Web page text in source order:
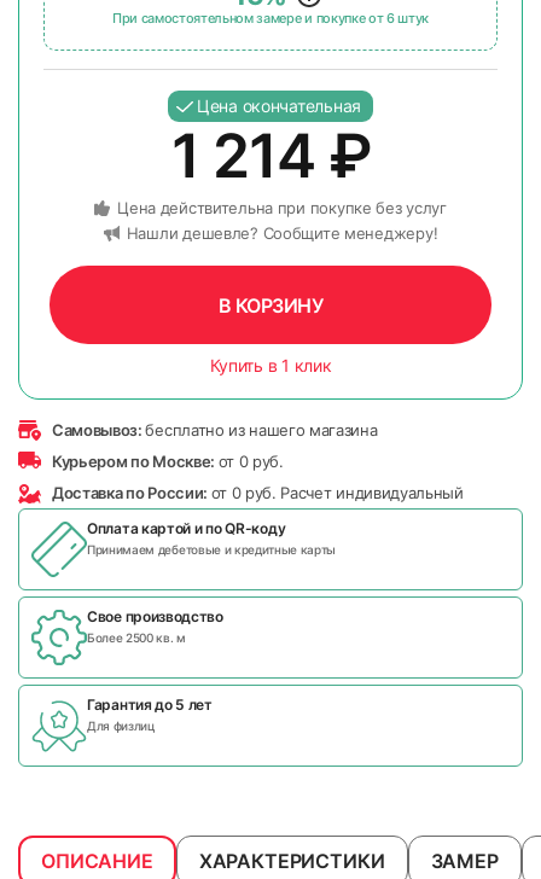
При самостоятельном замере и покупке от 6 штук
Цена окончательная
1 214 ₽
Цена действительна при покупке без услуг
Нашли дешевле? Сообщите менеджеру!
В КОРЗИНУ
Купить в 1 клик
Самовывоз:бесплатно из нашего магазина
Курьером по Москве: от 0 руб.
Доставка по России: от 0 руб. Расчет индивидуальный
Оплата картой и поQR-коду
Принимаем дебетовые и кредитные карты
Свое производство
Более 2500 кв. м
Гарантия до 5 лет
Для физлиц
ОПИСАНИЕ ХАРАКТЕРИСТИКИ ЗАМЕР